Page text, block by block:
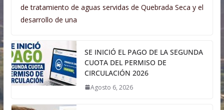
de tratamiento de aguas servidas de Quebrada Seca y el
desarrollo de una
SE INICIÓ EL PAGO DE LA SEGUNDA
CUOTA DEL PERMISO DE
CIRCULACIÓN 2026
Agosto 6, 2026